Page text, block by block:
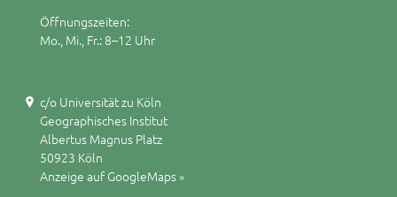
Öffnungszeiten:
Mo., Mi., Fr.: 8–12 Uhr
c/o Universität zu Köln
Geographisches Institut
Albertus Magnus Platz
50923 Köln
Anzeige auf GoogleMaps »